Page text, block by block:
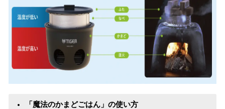
「魔法のかまどごはん」の使い方